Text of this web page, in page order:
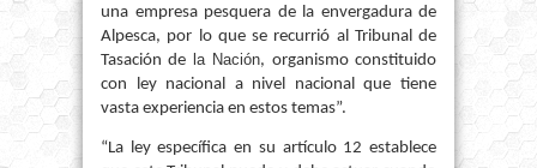
una empresa pesquera de la envergadura de
Alpesca, por lo que se recurrió al Tribunal de
Tasación de la Nación, organismo constituido
con ley nacional a nivel nacional que tiene
vasta experiencia en estos temas”.
“La ley específica en su artículo 12 establece